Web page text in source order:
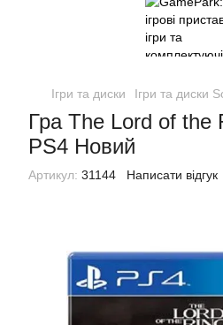
Ігри та диски Ігри та диски
Гра The Lord of the
PS4 Новий
Артикул: 31144 Написати відгук